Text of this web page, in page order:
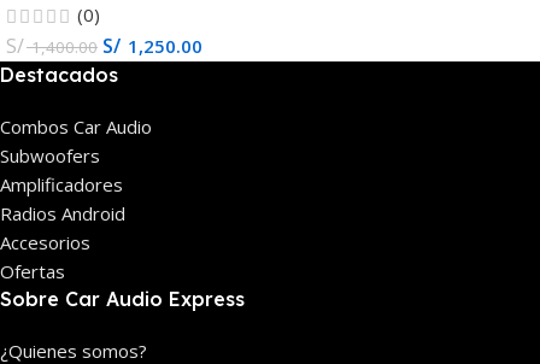
(0)
S/1,400.00 S/ 1,250.00
Destacados
Combos Car Audio
Subwoofers
Amplificadores
Radios Android
Accesorios
Ofertas
Sobre Car Audio Express
¿Quienes somos?